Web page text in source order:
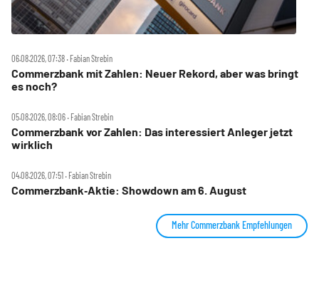
06.08.2026, 07:38 ‧ Fabian Strebin
Commerzbank mit Zahlen: Neuer Rekord, aber was bringt
es noch?
05.08.2026, 08:06 ‧ Fabian Strebin
Commerzbank vor Zahlen: Das interessiert Anleger jetzt
wirklich
04.08.2026, 07:51 ‧ Fabian Strebin
Commerzbank‑Aktie: Showdown am 6. August
Mehr Commerzbank Empfehlungen